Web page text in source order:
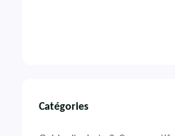
Catégories